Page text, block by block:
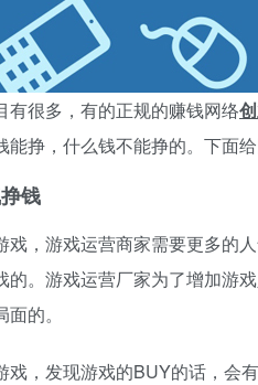
有很多，有的正规的赚钱网络
能挣，什么钱不能挣的。下面
钱
戏，游戏运营商家需要更多的
的。游戏运营厂家为了增加游
的。
戏，发现游戏的BUY的话，会